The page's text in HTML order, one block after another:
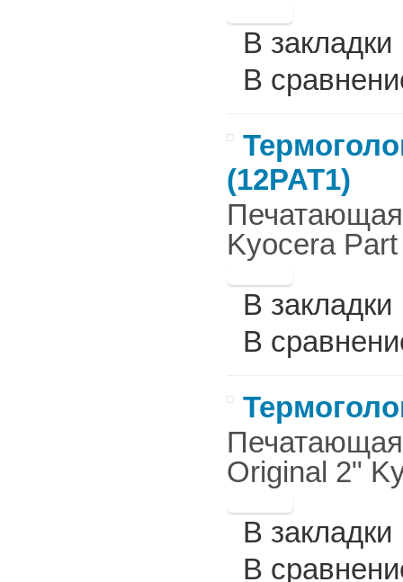
В закладки
В
(12PAT1)
Печатающая
Kyocera
В закладки
В
Печатающая
Original 2"
В закладки
В